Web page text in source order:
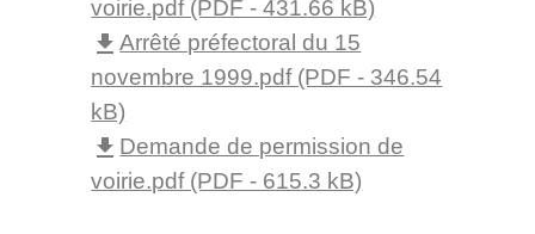
voirie.pdf (PDF - 431.66 kB)
file_downloadArrêté préfectoral du 15
novembre 1999.pdf (PDF - 346.54
kB)
file_download Demande de permission de
voirie.pdf (PDF - 615.3 kB)